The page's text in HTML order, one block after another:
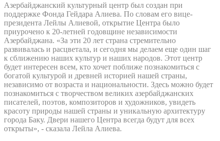
Азербайджанский культурный центр был создан при
поддержке Фонда Гейдара Алиева. По словам его вице-
президента Лейлы Алиевой, открытие Центра было
приурочено к 20-летней годовщине независимости
Азербайджана. «За эти 20 лет страна стремительно
развивалась и расцветала, и сегодня мы делаем еще один шаг
к сближению наших культур и наших народов. Этот центр
будет интересен всем, кто хочет поближе познакомиться с
богатой культурой и древней историей нашей страны,
независимо от возраста и национальности. Здесь можно будет
познакомиться с творчеством великих азербайджанских
писателей, поэтов, композиторов и художников, увидеть
красоту природы нашей страны и уникальную архитектуру
города Баку. Двери нашего Центра всегда будут для всех
открыты», - сказала Лейла Алиева.